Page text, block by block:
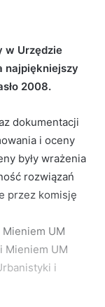
w Urzędzie
najpiękniejszy
2008.
dokumentacji
i oceny
były wrażenia
rozwiązań
przez komisję
Mieniem UM
Mieniem UM
i